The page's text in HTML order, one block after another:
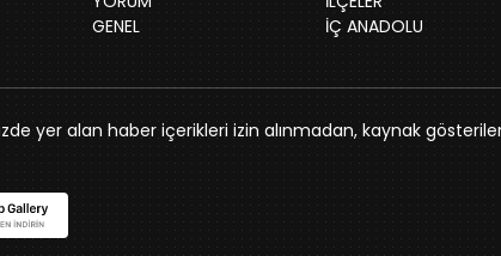
GENEL
İÇ ANADOLU
yer alan haber içerikleri izin alınmadan, kaynak